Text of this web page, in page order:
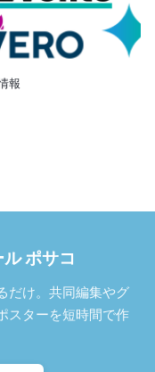
報
ポサコ
だけ。共同編集やグ
スターを短時間で作